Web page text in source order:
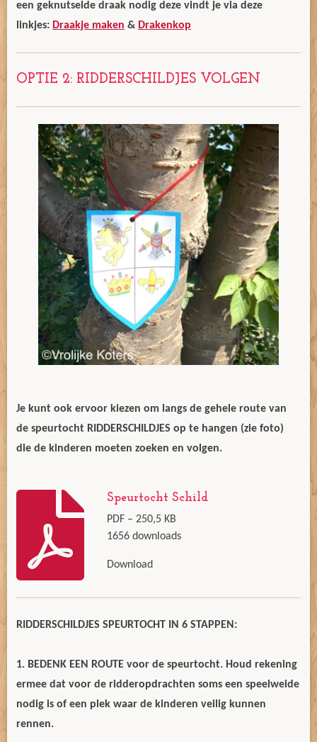
een geknutselde draak nodig deze vindt je via deze
linkjes: Draakje maken & Drakenkop
OPTIE 2: RIDDERSCHILDJES VOLGEN
Je kunt ook ervoor kiezen om langs de gehele route van
de speurtocht RIDDERSCHILDJES op te hangen (zie foto)
die de kinderen moeten zoeken en volgen.
Speurtocht Schild
PDF – 250,5 KB
1656 downloads
Download
RIDDERSCHILDJES SPEURTOCHT IN 6 STAPPEN:
1. BEDENK EEN ROUTE voor de speurtocht. Houd rekening
ermee dat voor de ridderopdrachten soms een speelweide
nodig is of een plek waar de kinderen veilig kunnen
rennen.